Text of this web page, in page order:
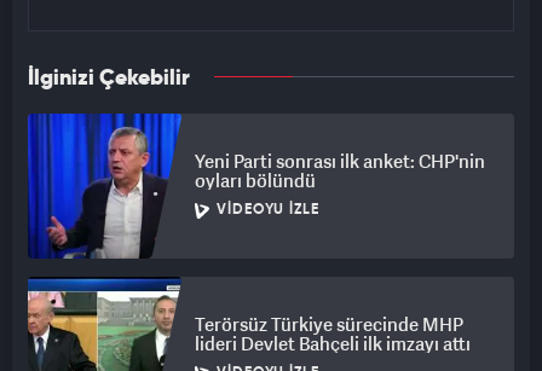
İlginizi Çekebilir
Yeni Parti sonrası ilk anket: CHP'nin
oyları bölündü
VIDEOYU İZLE
Terörsüz Türkiye sürecinde MHP
lideri Devlet Bahçeli ilk imzayı attı